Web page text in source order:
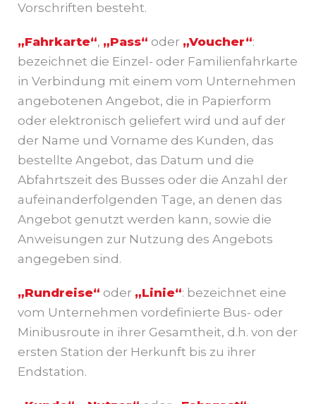
Vorschriften besteht.
„Fahrkarte“, „Pass“ oder „Voucher“:
bezeichnet die Einzel- oder Familienfahrkarte
in Verbindung mit einem vom Unternehmen
angebotenen Angebot, die in Papierform
oder elektronisch geliefert wird und auf der
der Name und Vorname des Kunden, das
bestellte Angebot, das Datum und die
Abfahrtszeit des Busses oder die Anzahl der
aufeinanderfolgenden Tage, an denen das
Angebot genutzt werden kann, sowie die
Anweisungen zur Nutzung des Angebots
angegeben sind.
„Rundreise“ oder „Linie“: bezeichnet eine
vom Unternehmen vordefinierte Bus- oder
Minibusroute in ihrer Gesamtheit, d.h. von der
ersten Station der Herkunft bis zu ihrer
Endstation.